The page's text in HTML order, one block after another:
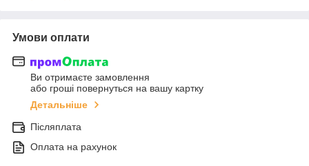
Умови оплати
Ви отримаєте замовлення
або гроші повернуться на вашу картку
Детальніше
Післяплата
Оплата на рахунок